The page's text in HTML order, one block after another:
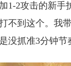
1-2攻击的新
不到这个。我
没抓准3分钟节